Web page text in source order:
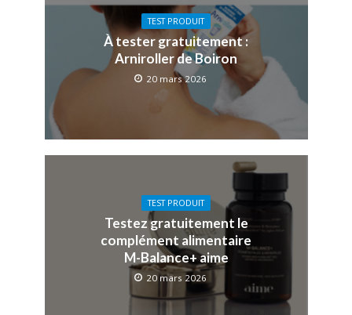
TEST PRODUIT
À tester gratuitement :
Arniroller de Boiron
20 mars 2026
TEST PRODUIT
Testez gratuitement le
complément alimentaire
M-Balance+ aime
20 mars 2026